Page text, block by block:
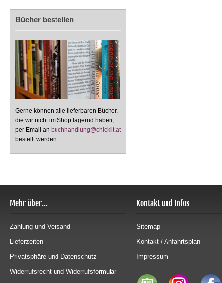
Bücher bestellen
Gerne können alle lieferbaren Bücher,
die wir nicht im Shop lagernd haben,
per Email an buchhandlung@chicklit.at
bestellt werden.
Mehr über...
Zahlung und Versand
Lieferzeiten
Privatsphäre und Datenschutz
Widerrufsrecht und Widerrufsformular
Kontakt und Infos
Sitemap
Kontakt / Anfahrtsplan
Impressum